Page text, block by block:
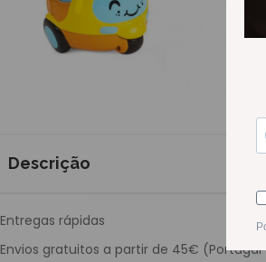
Descrição
Entregas rápidas
Envios gratuitos a partir de 45€